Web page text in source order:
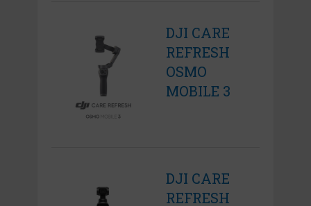
DJI CARE
REFRESH
OSMO
MOBILE 3
DJI CARE
REFRESH